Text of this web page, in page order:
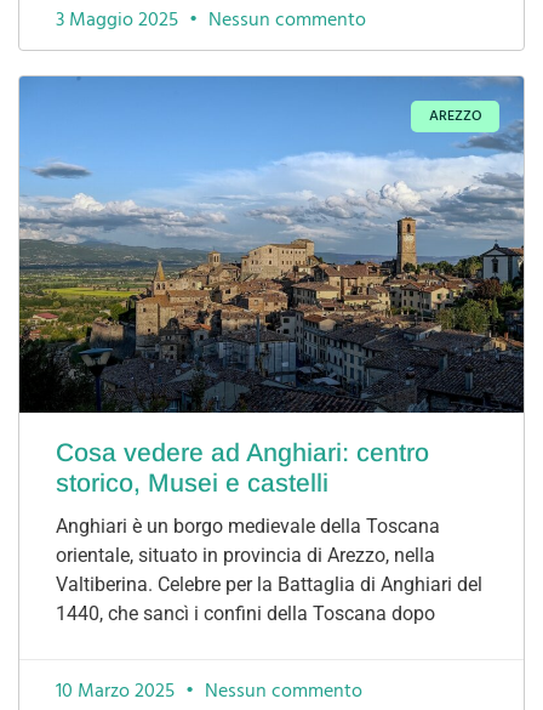
3 Maggio 2025 Nessun commento
AREZZO
Cosa vedere ad Anghiari: centro
storico, Musei e castelli
Anghiari è un borgo medievale della Toscana
orientale, situato in provincia di Arezzo, nella
Valtiberina. Celebre per la Battaglia di Anghiari del
1440, che sancì i confini della Toscana dopo
10 Marzo 2025 Nessun commento